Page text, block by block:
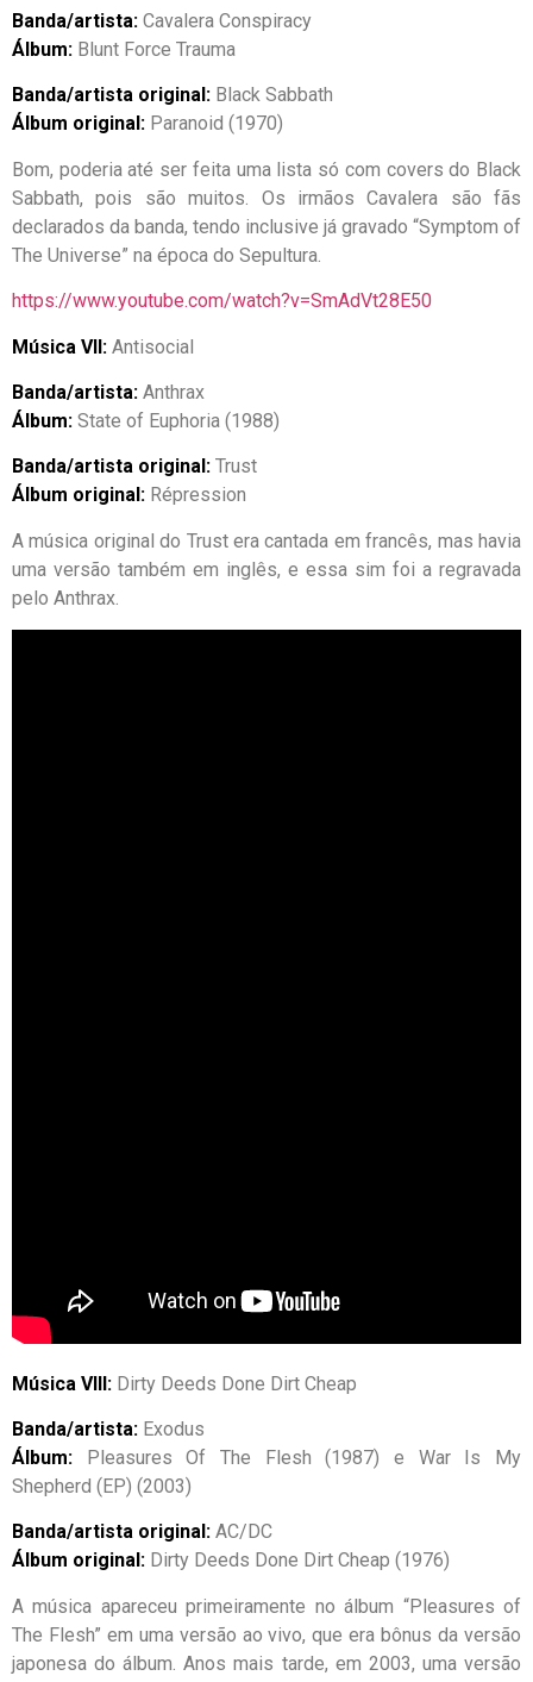
Banda/artista: Cavalera Conspiracy
Álbum: Blunt Force Trauma
Banda/artista original: Black Sabbath
Álbum original: Paranoid (1970)
Bom, poderia até ser feita uma lista só com covers do Black
Sabbath, pois são muitos. Os irmãos Cavalera são fãs
declarados da banda, tendo inclusive já gravado “Symptom of
The Universe” na época do Sepultura.
https://www.youtube.com/watch?v=SmAdVt28E50
Música VII: Antisocial
Banda/artista: Anthrax
Álbum: State of Euphoria (1988)
Banda/artista original: Trust
Álbum original: Répression
A música original do Trust era cantada em francês, mas havia
uma versão também em inglês, e essa sim foi a regravada
pelo Anthrax.
Música VIII: Dirty Deeds Done Dirt Cheap
Banda/artista: Exodus
Álbum: Pleasures Of The Flesh (1987) e War Is My
Shepherd (EP) (2003)
Banda/artista original: AC/DC
Álbum original: Dirty Deeds Done Dirt Cheap (1976)
A música apareceu primeiramente no álbum “Pleasures of
The Flesh” em uma versão ao vivo, que era bônus da versão
japonesa do álbum. Anos mais tarde, em 2003, uma versão